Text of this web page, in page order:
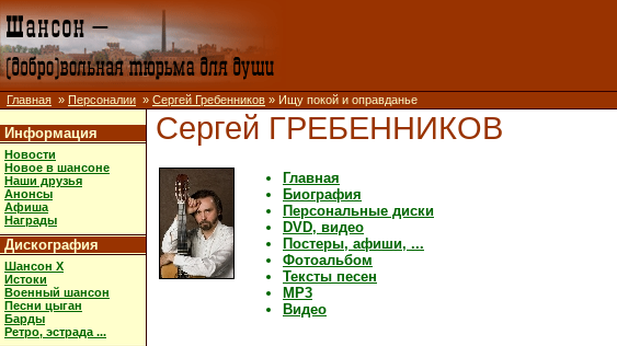
Главная » Персоналии » Сергей Гребенников » Ищу покой и оправданье
Информация
Новости
Новое в шансоне
Наши друзья
Анонсы
Афиша
Награды
Дискография
Шансон X
Истоки
Военный шансон
Песни цыган
Барды
Ретро, эстрада ...
Сергей ГРЕБЕННИКОВ
Главная
Биография
Персональные диски
DVD, видео
Постеры, афиши, ...
Фотоальбом
Тексты песен
MP3
Видео